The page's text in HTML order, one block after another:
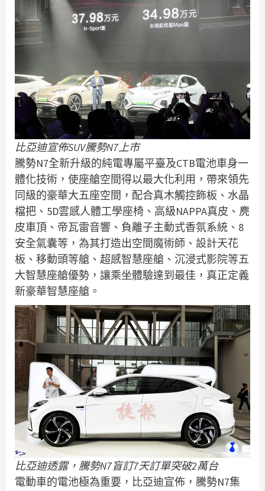
比亞迪宣佈SUV騰勢N7上市
騰勢N7全新升級的純電專屬平臺及CTB電池車身一
體化技術，使座艙空間得以最大化利用，帶來領先
同級的豪華大五座空間，配合真木觸控飾板、水晶
檔把、5D雲感人體工學座椅、高級NAPPA真皮、麂
皮車頂、帝瓦雷音響、負離子主動式香氛系統、8
安全氣囊等，為其打造出空間魔術師、設計天花
板、移動頭等艙、超感智慧座艙、沉浸式影院等五
大智慧座艙優勢，讓乘坐體驗達到最佳，真正定義
新豪華智慧座艙。
比亞迪透露，騰勢N7盲訂7天訂單突破2萬台
電動車的電池極為重要，比亞迪宣佈，騰勢N7集